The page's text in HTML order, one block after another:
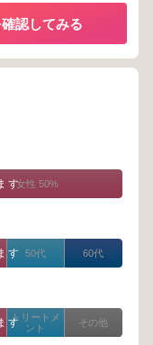
認してみる
す女性 50%
す 50代 60代
すトリートメ
ント
その他